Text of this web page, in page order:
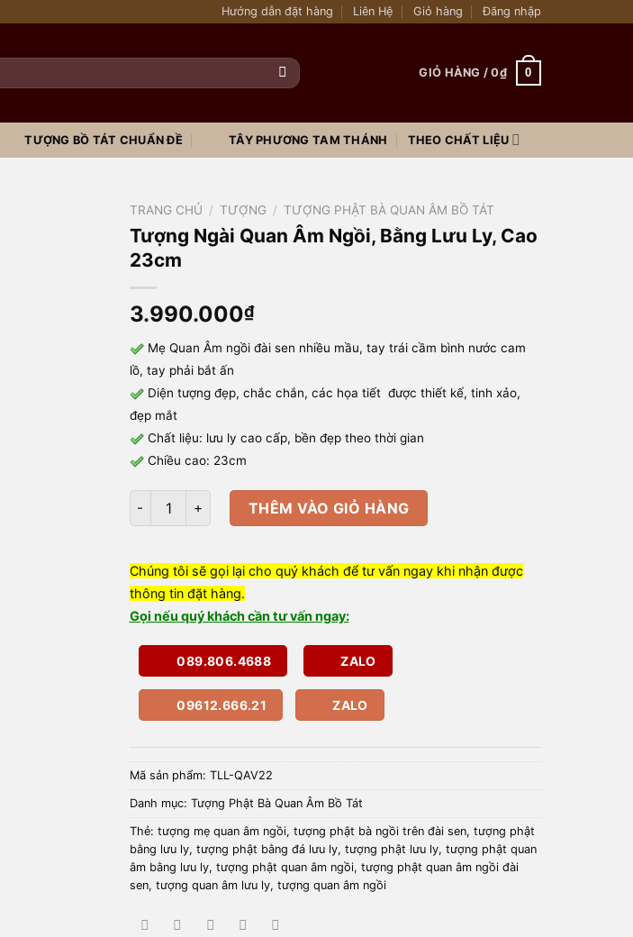
Hướng dẫn đặt hàng Liên Hệ Giỏ hàng Đăng nhập
GIỎ HÀNG /0₫ 0
TƯỢNG BỒ TÁT CHUẨN ĐỀ TÂY PHƯƠNG TAM THÁNH THEO CHẤT LIỆU
TRANG CHỦ / TƯỢNG / TƯỢNG PHẬT BÀ QUAN ÂM BỒ TÁT
Tượng Ngài Quan Âm Ngồi, Bằng Lưu Ly, Cao
23cm
3.990.000₫
Mẹ Quan Âm ngồi đài sen nhiều mầu, tay trái cầm bình nước cam
lồ, tay phải bắt ấn
Diện tượng đẹp, chắc chắn, các họa tiết được thiết kế, tinh xảo,
đẹp mắt
Chất liệu: lưu ly cao cấp, bền đẹp theo thời gian
Chiều cao: 23cm
Tượng Ngài Quan Âm Ngồi, Bằng Lưu Ly, Cao 23cm số lượng
THÊM VÀO GIỎ HÀNG
Chúng tôi sẽ gọi lại cho quý khách để tư vấn ngay khi nhận được
thông tin đặt hàng.
Gọi nếu quý khách cần tư vấn ngay:
089.806.4688 ZALO
09612.666.21 ZALO
Mã sản phẩm: TLL-QAV22
Danh mục: Tượng Phật Bà Quan Âm Bồ Tát
Thẻ: tượng mẹ quan âm ngồi, tượng phật bà ngồi trên đài sen, tượng phật
bằng lưu ly, tượng phật bằng đá lưu ly, tượng phật lưu ly, tượng phật quan
âm bằng lưu ly, tượng phật quan âm ngồi, tượng phật quan âm ngồi đài
sen, tượng quan âm lưu ly, tượng quan âm ngồi